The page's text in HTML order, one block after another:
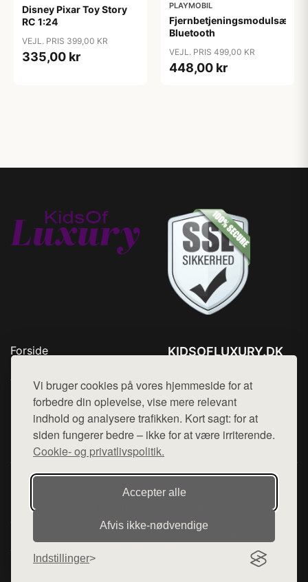
Vi bruger cookies på vores hjemmeside for at
forbedre din oplevelse, vise mere relevant
indhold og analysere trafikken. Kort sagt: for at
siden fungerer bedre – ikke for at være irriterende.
Cookie- og privatlivspolitik.
Accepter alle
Afvis ikke‑nødvendige
Indstillinger
Disney Pixar Toy Story
RC 1:24
VEJL. PRIS 399,00 KR
335,00 kr
PLAYMOBIL
Fjernbetjeningsmodulsæt
Bluetooth
VEJL. PRIS 499,00 KR
448,00 kr
Forside
Top Rabatter
Kontakt
KIDSOFLUXURY.DK
Mail: hej@want.dk
Cookie- og privatlivspolitik
Denne side er en del af want.dk, der udgiver en række
hjemmesider med præsentation af forskellige produkter fra
diverse webshops. Der sælges ikke varer fra denne side - vi
henviser til de shops, som sælger varen. Vi har heller ikke
varerne på lager.